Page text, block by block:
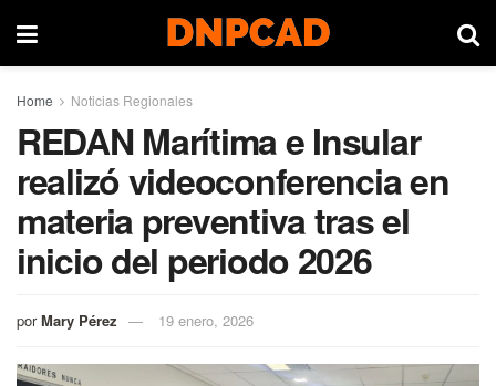
Home Noticias Regionales
REDAN Marítima e Insular
realizó videoconferencia en
materia preventiva tras el
inicio del periodo 2026
por Mary Pérez 19 enero, 2026